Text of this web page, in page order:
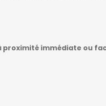
proximité immédiate ou